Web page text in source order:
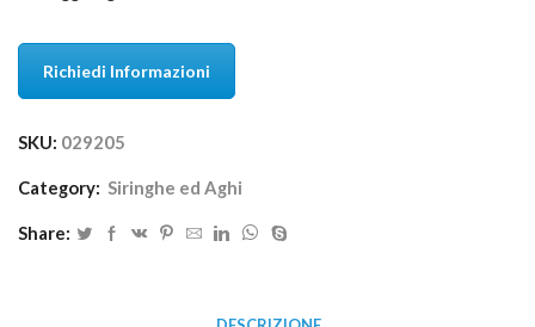
Richiedi Informazioni
SKU: 029205
Category: Siringhe ed Aghi
Share: